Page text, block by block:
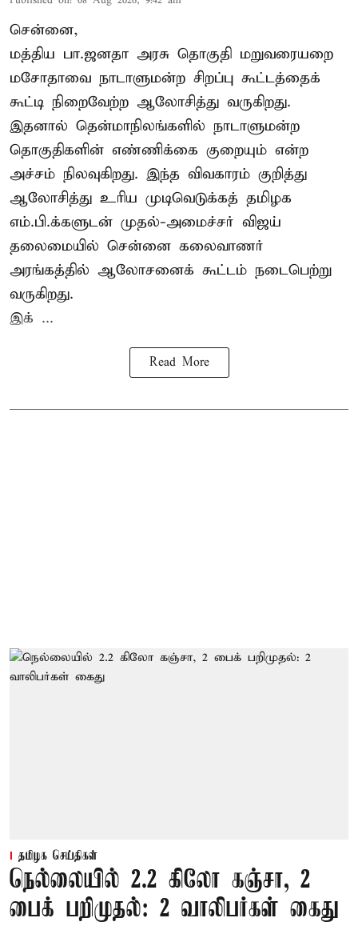
சென்னை,
மத்திய பா.ஜனதா அரசு தொகுதி மறுவரையறை
மசோதாவை நாடாளுமன்ற சிறப்பு கூட்டத்தைக்
கூட்டி நிறைவேற்ற ஆலோசித்து வருகிறது.
இதனால் தென்மாநிலங்களில் நாடாளுமன்ற
தொகுதிகளின் எண்ணிக்கை குறையும் என்ற
அச்சம் நிலவுகிறது. இந்த விவகாரம் குறித்து
ஆலோசித்து உரிய முடிவெடுக்கத் தமிழக
எம்.பி.க்களுடன் முதல்-அமைச்சர் விஜய்
தலைமையில் சென்னை கலைவாணர்
அரங்கத்தில் ஆலோசனைக் கூட்டம் நடைபெற்று
வருகிறது.
இக் ...
Read More
தமிழக செய்திகள்
நெல்லையில் 2.2 கிலோ கஞ்சா, 2
பைக் பறிமுதல்: 2 வாலிபர்கள் கைது